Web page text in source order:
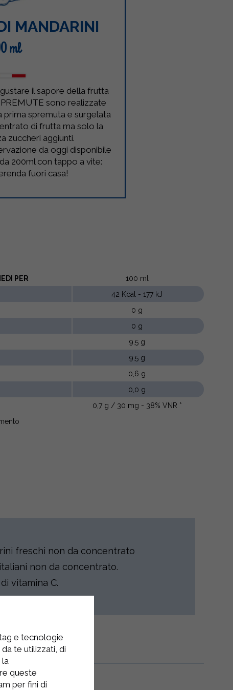
MANDARINI
ml
il sapore della frutta
sono realizzate
spremuta e surgelata
di frutta ma solo la
zuccheri aggiunti.
da oggi disponibile
200ml con tappo a vite:
fuori casa!
PER
100 ml
42 Kcal - 177 kJ
0 g
0 g
9,5 g
9,5 g
0,6 g
0,0 g
0,7 g / 30 mg - 38% VNR *
freschi non da concentrato
non da concentrato.
vitamina C.
e tecnologie
te utilizzati, di
la
queste
per fini di